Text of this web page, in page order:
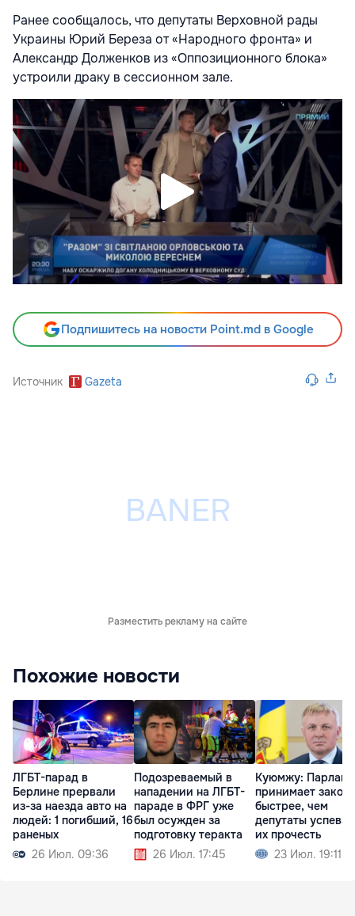
Ранее сообщалось, что депутаты Верховной рады
Украины Юрий Береза от «Народного фронта» и
Александр Долженков из «Оппозиционного блока»
устроили драку в сессионном зале.
Подпишитесь на новости Point.md в Google
Источник Gazeta
Разместить рекламу на сайте
Похожие новости
ЛГБТ-парад в
Берлине прервали
из-за наезда авто на
людей: 1 погибший, 16
раненых
26 Июл. 09:36
Подозреваемый в
нападении на ЛГБТ-
параде в ФРГ уже
был осужден за
подготовку теракта
26 Июл. 17:45
Куюмжу:
принимает
быстрее, чем
депутаты
их прочесть
23 Июл. 19:11